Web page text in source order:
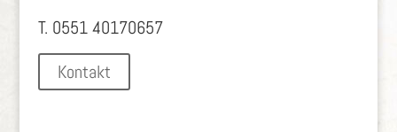
T. 0551 40170657
Kontakt